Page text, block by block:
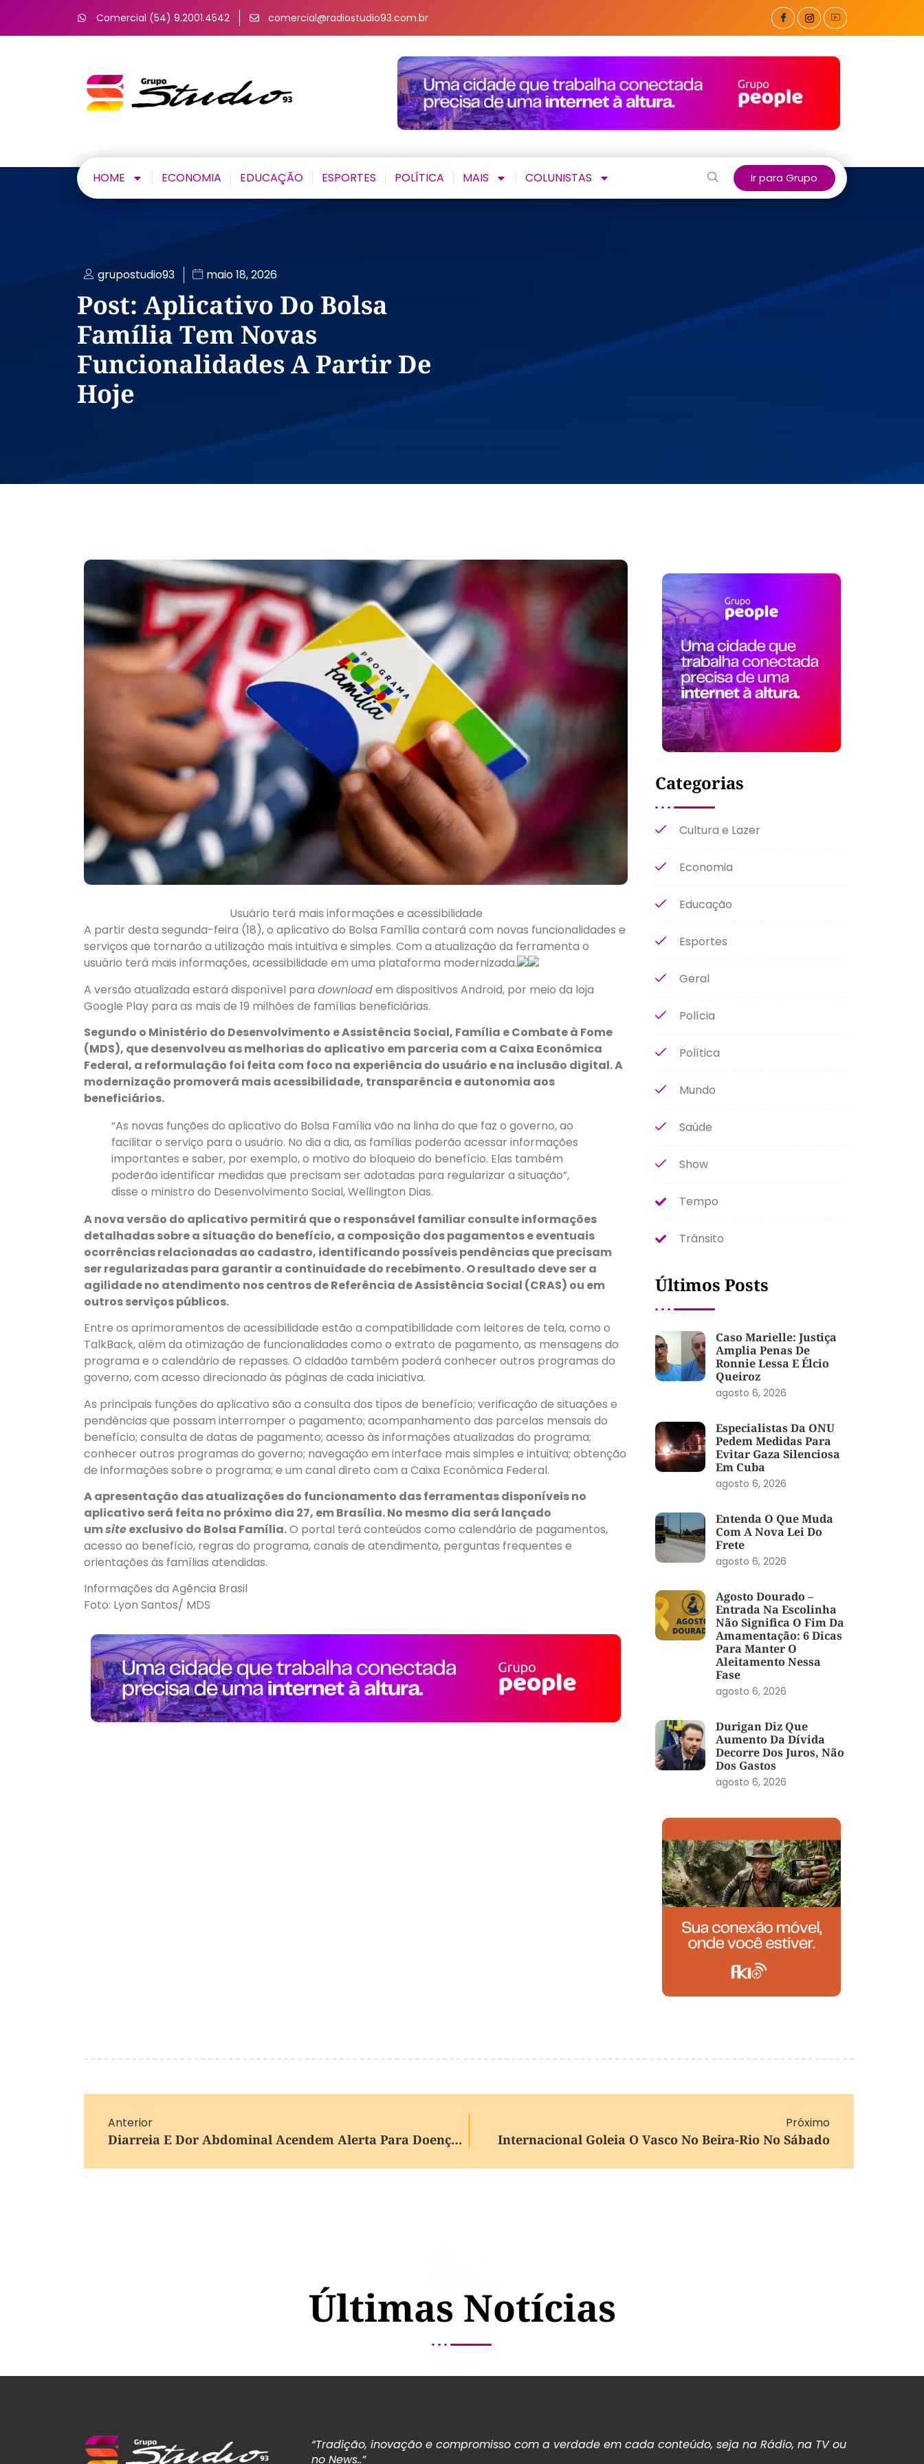
Comercial (54) 9.2001.4542 comercial@radiostudio93.com.br
HOME ECONOMIA EDUCAÇÃO ESPORTES POLÍTICA MAIS COLUNISTAS Ir para Grupo
grupostudio93 maio 18, 2026
Post: Aplicativo Do Bolsa
Família Tem Novas
Funcionalidades A Partir De
Hoje
Usuário terá mais informações e acessibilidade
A partir desta segunda-feira (18), o aplicativo do Bolsa Família contará com novas funcionalidades e
serviços que tornarão a utilização mais intuitiva e simples. Com a atualização da ferramenta o
usuário terá mais informações, acessibilidade em uma plataforma modernizada.
A versão atualizada estará disponível para downloadem dispositivos Android, por meio da loja
Google Play para as mais de 19 milhões de famílias beneficiárias.
Segundo o Ministério do Desenvolvimento e Assistência Social, Família e Combate à Fome
(MDS), que desenvolveu as melhorias do aplicativo em parceria com a Caixa Econômica
Federal, a reformulação foi feita com foco na experiência do usuário e na inclusão digital. A
modernização promoverá mais acessibilidade, transparência e autonomia aos
beneficiários.
“As novas funções do aplicativo do Bolsa Família vão na linha do que faz o governo, ao
facilitar o serviço para o usuário. No dia a dia, as famílias poderão acessar informações
importantes e saber, por exemplo, o motivo do bloqueio do benefício. Elas também
poderão identificar medidas que precisam ser adotadas para regularizar a situação”,
disse o ministro do Desenvolvimento Social, Wellington Dias.
A nova versão do aplicativo permitirá que o responsável familiar consulte informações
detalhadas sobre a situação do benefício, a composição dos pagamentos e eventuais
ocorrências relacionadas ao cadastro, identificando possíveis pendências que precisam
ser regularizadas para garantir a continuidade do recebimento. O resultado deve ser a
agilidade no atendimento nos centros de Referência de Assistência Social (CRAS) ou em
outros serviços públicos.
Entre os aprimoramentos de acessibilidade estão a compatibilidade com leitores de tela, como o
TalkBack, além da otimização de funcionalidades como o extrato de pagamento, as mensagens do
programa e o calendário de repasses. O cidadão também poderá conhecer outros programas do
governo, com acesso direcionado às páginas de cada iniciativa.
As principais funções do aplicativo são a consulta dos tipos de benefício; verificação de situações e
pendências que possam interromper o pagamento; acompanhamento das parcelas mensais do
benefício; consulta de datas de pagamento; acesso às informações atualizadas do programa;
conhecer outros programas do governo; navegação em interface mais simples e intuitiva; obtenção
de informações sobre o programa; e um canal direto com a Caixa Econômica Federal.
A apresentação das atualizações do funcionamento das ferramentas disponíveis no
aplicativo será feita no próximo dia 27, em Brasília. No mesmo dia será lançado
umsiteexclusivo do Bolsa Família.O portal terá conteúdos como calendário de pagamentos,
acesso ao benefício, regras do programa, canais de atendimento, perguntas frequentes e
orientações às famílias atendidas.
Informações da Agência Brasil
Foto: Lyon Santos/ MDS
Categorias
Cultura e Lazer
Economia
Educação
Esportes
Geral
Polícia
Política
Mundo
Saúde
Show
Tempo
Trânsito
Últimos Posts
Caso Marielle: Justiça
Amplia Penas De
Ronnie Lessa E Élcio
Queiroz
agosto 6, 2026
Especialistas Da ONU
Pedem Medidas Para
Evitar Gaza Silenciosa
Em Cuba
agosto 6, 2026
Entenda O Que Muda
Com A Nova Lei Do
Frete
agosto 6, 2026
Agosto Dourado –
Entrada Na Escolinha
Não Significa O Fim Da
Amamentação: 6 Dicas
Para Manter O
Aleitamento Nessa
Fase
agosto 6, 2026
Durigan Diz Que
Aumento Da Dívida
Decorre Dos Juros, Não
Dos Gastos
agosto 6, 2026
Anterior
Diarreia E Dor Abdominal Acendem Alerta Para Doenças Intestinais
Próximo
Internacional Goleia O Vasco No Beira-Rio No Sábado
Últimas Notícias
“Tradição, inovação e compromisso com a verdade em cada conteúdo, seja na Rádio, na TV ou
no News..”